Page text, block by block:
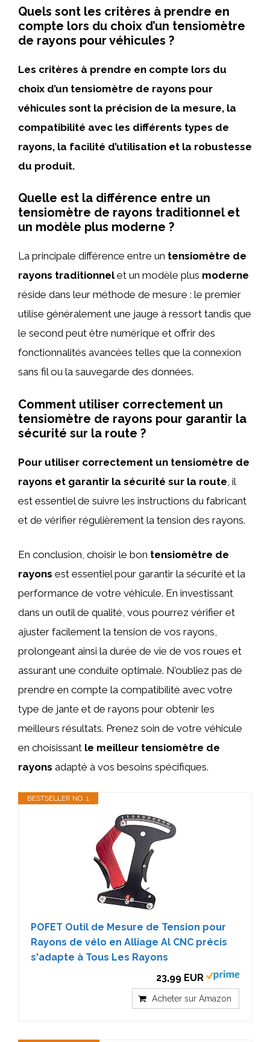
Quels sont les critères à prendre en
compte lors du choix d’un tensiomètre
de rayons pour véhicules ?
Les critères à prendre en compte lors du
choix d’un tensiomètre de rayons pour
véhicules sont la précision de la mesure, la
compatibilité avec les différents types de
rayons, la facilité d’utilisation et la robustesse
du produit.
Quelle est la différence entre un
tensiomètre de rayons traditionnel et
un modèle plus moderne ?
La principale différence entre un tensiomètre de
rayons traditionnelet un modèle plus moderne
réside dans leur méthode de mesure : le premier
utilise généralement une jauge à ressort tandis que
le second peut être numérique et offrir des
fonctionnalités avancées telles que la connexion
sans fil ou la sauvegarde des données.
Comment utiliser correctement un
tensiomètre de rayons pour garantir la
sécurité sur la route ?
Pour utiliser correctement un tensiomètre de
rayons et garantir la sécurité sur la route , il
est essentiel de suivre les instructions du fabricant
et de vérifier régulièrement la tension des rayons.
En conclusion, choisir le bon tensiomètre de
rayons est essentiel pour garantir la sécurité et la
performance de votre véhicule. En investissant
dans un outil de qualité, vous pourrez vérifier et
ajuster facilement la tension de vos rayons,
prolongeant ainsi la durée de vie de vos roues et
assurant une conduite optimale. N’oubliez pas de
prendre en compte la compatibilité avec votre
type de jante et de rayons pour obtenir les
meilleurs résultats. Prenez soin de votre véhicule
en choisissant le meilleur tensiomètre de
rayons adapté à vos besoins spécifiques.
BESTSELLER NO. 1
POFET Outil de Mesure de Tension pour
Rayons de vélo en Alliage Al CNC précis
s'adapte à Tous Les Rayons
23,99 EUR
Acheter sur Amazon